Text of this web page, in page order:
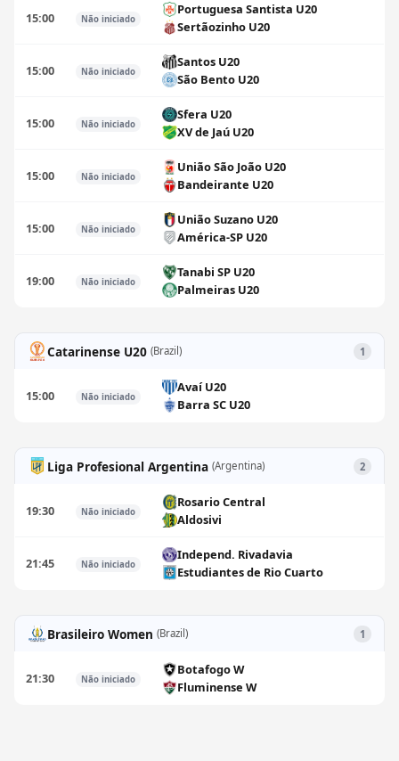
15:00 Não iniciado
Portuguesa Santista U20
Sertãozinho U20
15:00 Não iniciado
Santos U20
São Bento U20
15:00 Não iniciado
Sfera U20
XV de Jaú U20
15:00 Não iniciado
União São João U20
Bandeirante U20
15:00 Não iniciado
União Suzano U20
América-SP U20
19:00 Não iniciado
Tanabi SP U20
Palmeiras U20
Catarinense U20 (Brazil) 1
15:00 Não iniciado
Avaí U20
Barra SC U20
Liga Profesional Argentina (Argentina) 2
19:30 Não iniciado
Rosario Central
Aldosivi
21:45 Não iniciado
Independ. Rivadavia
Estudiantes de Rio Cuarto
Brasileiro Women (Brazil) 1
21:30 Não iniciado
Botafogo W
Fluminense W